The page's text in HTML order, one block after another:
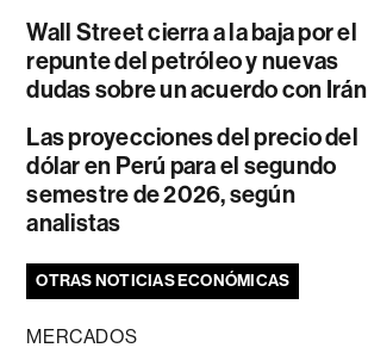
Wall Street cierra a la baja por el
repunte del petróleo y nuevas
dudas sobre un acuerdo con Irán
Las proyecciones del precio del
dólar en Perú para el segundo
semestre de 2026, según
analistas
OTRAS NOTICIAS ECONÓMICAS
MERCADOS